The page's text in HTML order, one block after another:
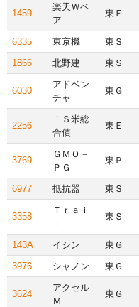
1459
楽天Ｗベ
ア
東Ｅ
6335 東京機 東Ｓ
1866
北野建 東Ｓ
6030
アドベン
チャ
東Ｇ
2256
ｉＳ米総
合債
東Ｅ
3769
ＧＭＯ－
ＰＧ
東Ｐ
6977 抵抗器 東Ｓ
3358
Ｔｒａｉ
ｌ
東Ｓ
143A イシン 東Ｇ
3976
シャノン 東Ｇ
3624
アクセル
Ｍ
東Ｇ